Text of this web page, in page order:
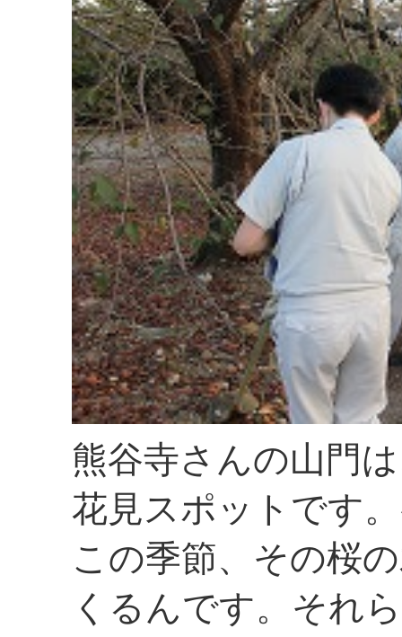
熊谷寺さんの山門
花見スポットです
この季節、その桜
くるんです。それ